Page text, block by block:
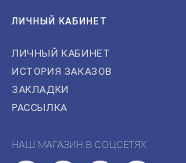
ЛИЧНЫЙ КАБИНЕТ
ЛИЧНЫЙ КАБИНЕТ
ИСТОРИЯ ЗАКАЗОВ
ЗАКЛАДКИ
РАССЫЛКА
НАШ МАГАЗИН В СОЦСЕТЯХ